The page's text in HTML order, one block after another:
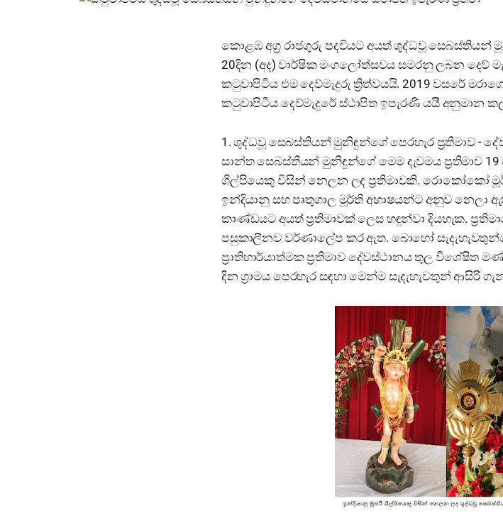
කොළඹ අග්‍ර රාජගුරු පදවියට අයත් ශුද්ධවූ සෙබස්තියන්
20දින (අද) වාර්ෂික මංගලෝත්සවය සමරනු ලබන දෙව්
කටුවාපිටිය එම දෙව්මැදුරු ත්‍රිත්වයයි. 2019 වසරේ
කටුවාපිටිය දෙව්මැදුරේ ස්ථාපිත ඉපැරණි යයී අනුමාන
1. ශුද්ධවූ සෙබස්තියන් මුනිඳුන්ගේ පෙරහැර ප්‍රතිමාව -
සාන්ත සෙබස්තියන් මුනිඳුන්ගේ මෙම දැවමය ප්‍රතිමාව
ශිල්පියෙකු විසින් නෙලන ලද ප්‍රතිමාවකි. රොකෝකෝ
ඉන්දියානු සහ පෘතුගාල මූර්ති අභාෂයන්ට අනුව නෙලා
කාණ්ඩයට අයත් ප්‍රතිමාවක් ලෙස හඳුන්වා දියහැක.
පසුකාලීනව වර්ණාලේප කර ඇත. බොහෝ
ප්‍රාතිහාර්යාත්මක ප්‍රතිමාව දේවස්ථානය තුල විශේෂිත
දින ග්‍රාමය පෙරහැර සඳහා මෙන්ම සැදැහැවතුන් ආසිරි